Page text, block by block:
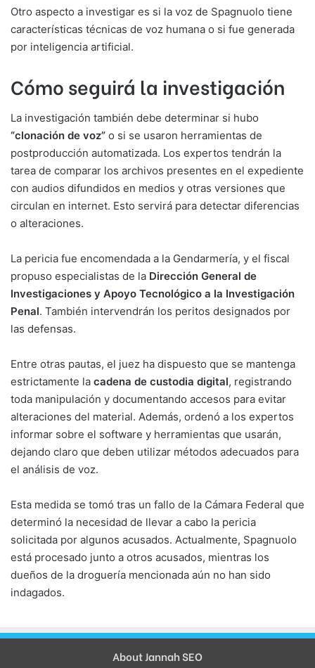
Otro aspecto a investigar es si la voz de Spagnuolo tiene
características técnicas de voz humana o si fue generada
por inteligencia artificial.
Cómo seguirá la investigación
La investigación también debe determinar si hubo
“clonación de voz” o si se usaron herramientas de
postproducción automatizada. Los expertos tendrán la
tarea de comparar los archivos presentes en el expediente
con audios difundidos en medios y otras versiones que
circulan en internet. Esto servirá para detectar diferencias
o alteraciones.
La pericia fue encomendada a la Gendarmería, y el fiscal
propuso especialistas de la Dirección General de
Investigaciones y Apoyo Tecnológico a la Investigación
Penal. También intervendrán los peritos designados por
las defensas.
Entre otras pautas, el juez ha dispuesto que se mantenga
estrictamente la cadena de custodia digital, registrando
toda manipulación y documentando accesos para evitar
alteraciones del material. Además, ordenó a los expertos
informar sobre el software y herramientas que usarán,
dejando claro que deben utilizar métodos adecuados para
el análisis de voz.
Esta medida se tomó tras un fallo de la Cámara Federal que
determinó la necesidad de llevar a cabo la pericia
solicitada por algunos acusados. Actualmente, Spagnuolo
está procesado junto a otros acusados, mientras los
dueños de la droguería mencionada aún no han sido
indagados.
About Jannah SEO